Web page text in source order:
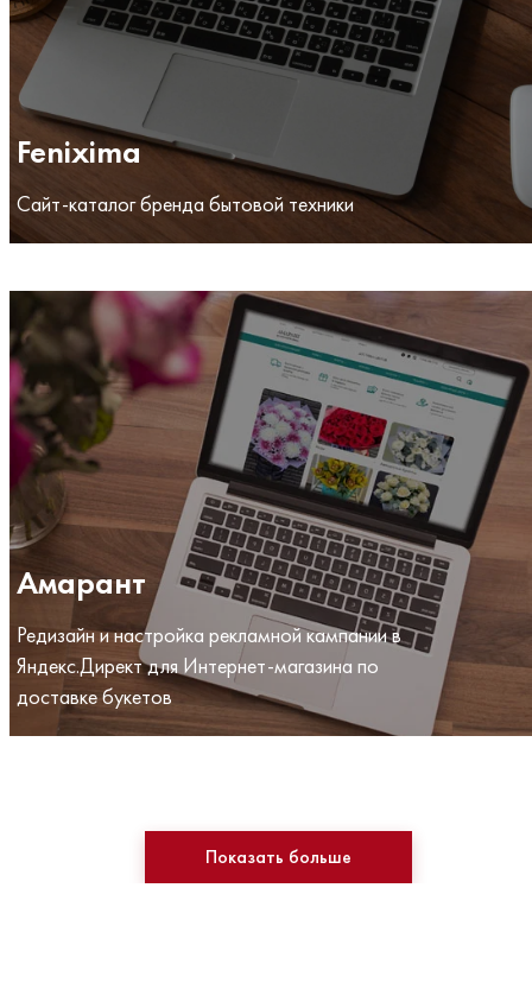
Fenixima
Сайт-каталог бренда бытовой техники
Амарант
Редизайн и настройка рекламной кампании в
Яндекс.Директ для Интернет-магазина по
доставке букетов
Показать больше